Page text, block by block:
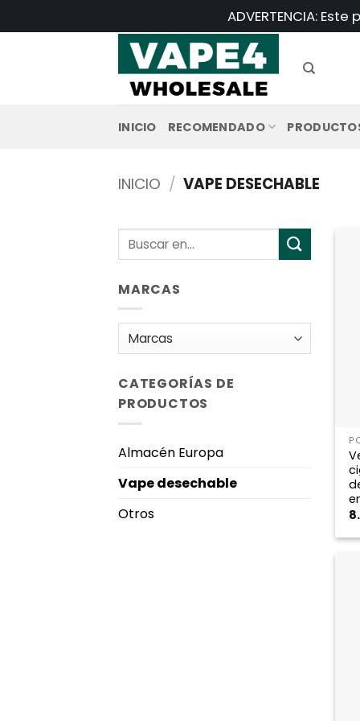
al
ADVERTENCIA:
INICIO RECOMENDADO
INICIO / VAPE DESECHABLE
Buscar:
MARCAS
CATEGORÍAS DE
PRODUCTOS
Almacén Europa
Vape desechable
Otros